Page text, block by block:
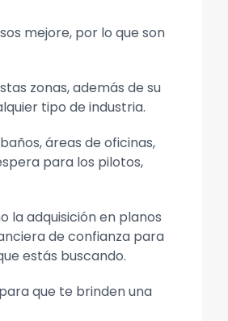
mejore, por lo que son
zonas, además de su
tipo de industria.
áreas de oficinas,
para los pilotos,
la adquisición en planos
de confianza para
estás buscando.
que te brinden una